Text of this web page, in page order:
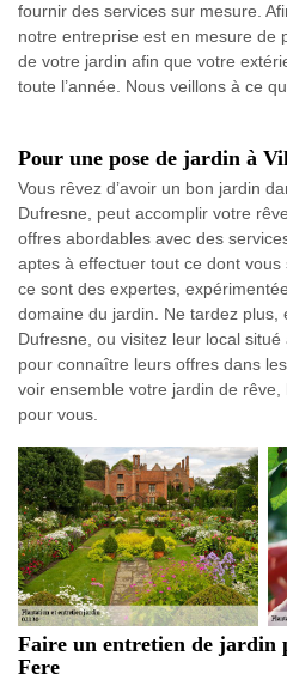
fournir des services sur mesure.
notre entreprise est en mesure de
de votre jardin afin que votre
toute l’année. Nous veillons à ce
Pour une pose de jardin à
Vous rêvez d’avoir un bon jardin
Dufresne, peut accomplir votre
offres abordables avec des
aptes à effectuer tout ce dont vous
ce sont des expertes,
domaine du jardin. Ne tardez plus,
Dufresne, ou visitez leur local
pour connaître leurs offres dans
voir ensemble votre jardin de
pour vous.
Faire un entretien de jardin
Fere